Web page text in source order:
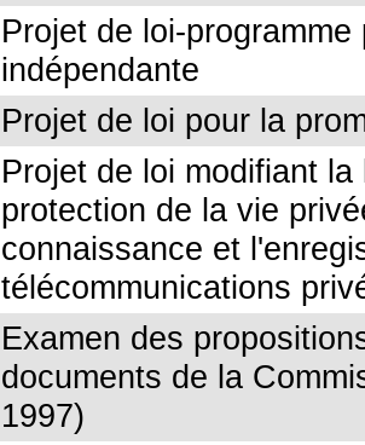
Projet de loi-
indépendante
Projet de loi pour la
Projet de loi modifiant
protection de la vie
connaissance et
télécommunications
Examen des
documents de la
1997)